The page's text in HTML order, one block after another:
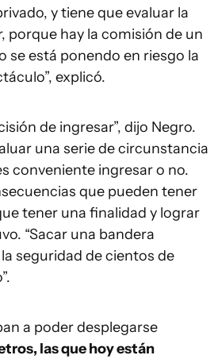
y tiene que evaluar la
porque hay la comisión de un
se está ponendo en riesgo la
explicó.
de ingresar”, dijo Negro.
una serie de circunstancia
conveniente ingresar o no.
que pueden tener
tener una finalidad y lograr
“Sacar una bandera
seguridad de cientos de
a poder desplegarse
las que hoy están